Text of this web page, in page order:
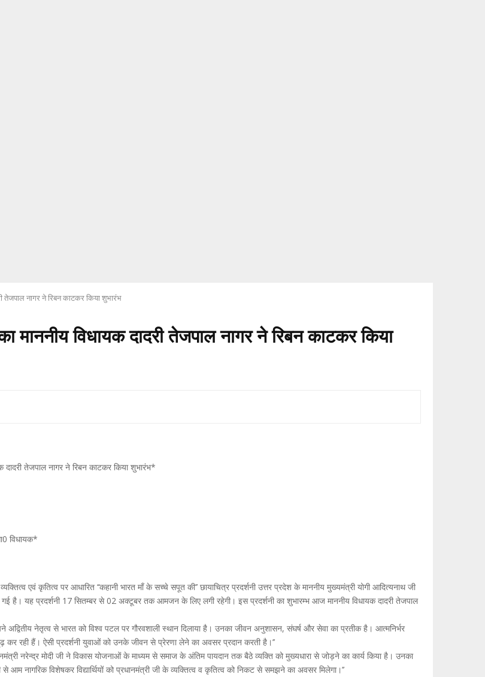
तेजपाल नागर ने रिबन काटकर किया शुभारंभ
माननीय विधायक दादरी तेजपाल नागर ने रिबन काटकर किया
दादरी तेजपाल नागर ने रिबन काटकर किया शुभारंभ*
विधायक*
एवं कृतित्व पर आधारित ‘‘कहानी भारत माँ के सच्चे सपूत की’’ छायाचित्र प्रदर्शनी उत्तर प्रदेश के माननीय मुख्यमंत्री योगी आदित्यनाथ जी
गई है। यह प्रदर्शनी 17 सितम्बर से 02 अक्टूबर तक आमजन के लिए लगी रहेगी। इस प्रदर्शनी का शुभारम्भ आज माननीय विधायक दादरी तेजपाल
अद्वितीय नेतृत्व से भारत को विश्व पटल पर गौरवशाली स्थान दिलाया है। उनका जीवन अनुशासन, संघर्ष और सेवा का प्रतीक है। आत्मनिर्भर
रही हैं। ऐसी प्रदर्शनी युवाओं को उनके जीवन से प्रेरणा लेने का अवसर प्रदान करती है।’’
नरेन्द्र मोदी जी ने विकास योजनाओं के माध्यम से समाज के अंतिम पायदान तक बैठे व्यक्ति को मुख्यधारा से जोड़ने का कार्य किया है। उनका
आम नागरिक विशेषकर विद्यार्थियों को प्रधानमंत्री जी के व्यक्तित्व व कृतित्व को निकट से समझने का अवसर मिलेगा।’’